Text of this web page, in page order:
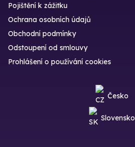
Pojištění k zážitku
Ochrana osobních údajů
Obchodní podmínky
Odstoupení od smlouvy
Prohlášení o používání cookies
Česko
Slovensko